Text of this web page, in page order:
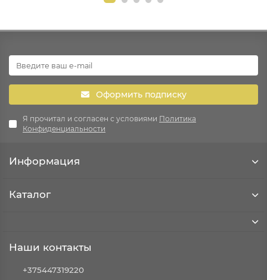
Оформить подписку
Я прочитал и согласен с условиями Политика
Конфиденциальности
Информация
Каталог
Наши контакты
+375447319220